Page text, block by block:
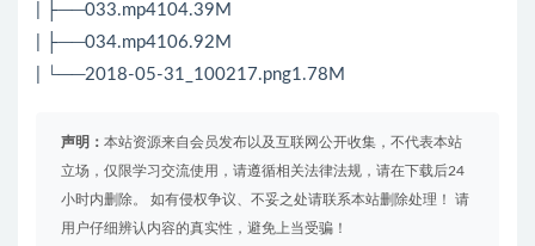
| ├──033.mp4104.39M
| ├──034.mp4106.92M
| └──2018-05-31_100217.png1.78M
声明： 本站资源来自会员发布以及互联网公开收集，不代表本站
立场，仅限学习交流使用，请遵循相关法律法规，请在下载后24
小时内删除。 如有侵权争议、不妥之处请联系本站删除处理！ 请
用户仔细辨认内容的真实性，避免上当受骗！